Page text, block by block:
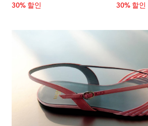
30% 할인
30% 할인